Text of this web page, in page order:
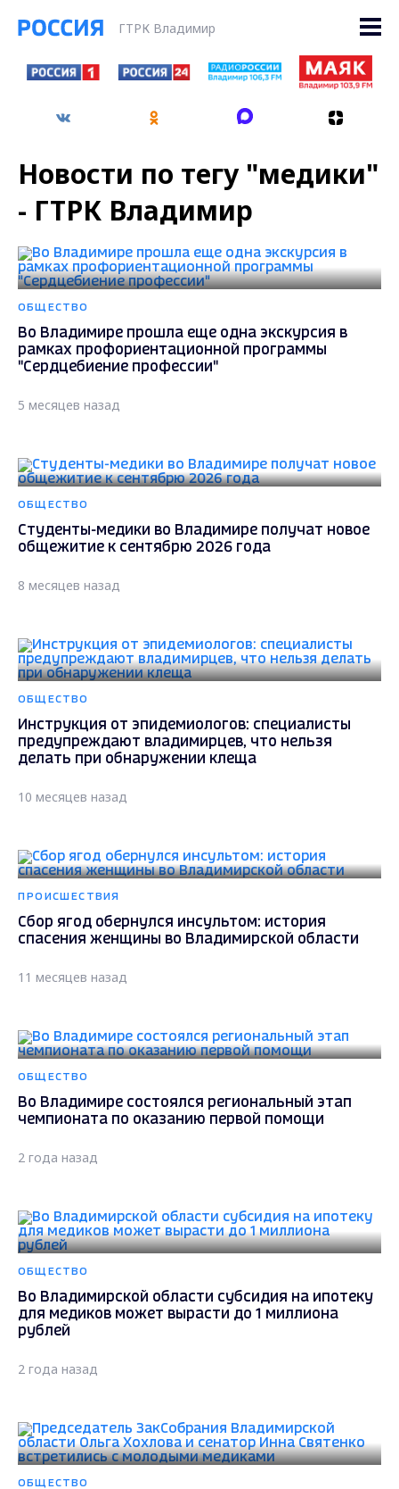
ГТРК Владимир
Новости по тегу "медики"
- ГТРК Владимир
ОБЩЕСТВО
Во Владимире прошла еще одна экскурсия в
рамках профориентационной программы
"Сердцебиение профессии"
5 месяцев назад
ОБЩЕСТВО
Студенты-медики во Владимире получат новое
общежитие к сентябрю 2026 года
8 месяцев назад
ОБЩЕСТВО
Инструкция от эпидемиологов: специалисты
предупреждают владимирцев, что нельзя
делать при обнаружении клеща
10 месяцев назад
ПРОИСШЕСТВИЯ
Сбор ягод обернулся инсультом: история
спасения женщины во Владимирской области
11 месяцев назад
ОБЩЕСТВО
Во Владимире состоялся региональный этап
чемпионата по оказанию первой помощи
2 года назад
ОБЩЕСТВО
Во Владимирской области субсидия на ипотеку
для медиков может вырасти до 1 миллиона
рублей
2 года назад
ОБЩЕСТВО